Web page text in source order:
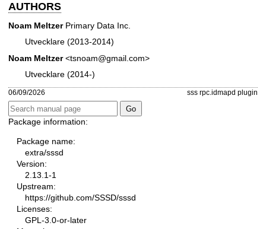
AUTHORS
Noam Meltzer Primary Data Inc.
Utvecklare (2013-2014)
Noam Meltzer<tsnoam@gmail.com>
Utvecklare (2014-)
06/09/2026 sss rpc.idmapd plugin
Package information:
Package name:
extra/sssd
Version:
2.13.1-1
Upstream:
https://github.com/SSSD/sssd
Licenses:
GPL-3.0-or-later